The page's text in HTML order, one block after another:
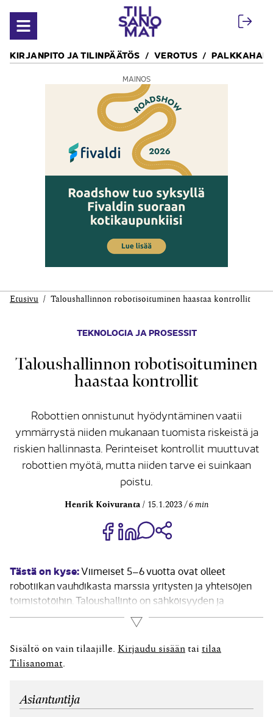
Avaa valikko
KIRJANPITO JA TILINPÄÄTÖS VEROTUS
MAINOS
Etusivu Talous­hallinnon roboti­soituminen haastaa kontrollit
TEKNOLOGIA JA PROSESSIT
Talous­hallinnon roboti­soituminen
haastaa kontrollit
Robottien onnistunut hyödyntäminen vaatii
ymmärrystä niiden mukanaan tuomista riskeistä ja
riskien hallinnasta. Perinteiset kontrollit muuttuvat
robottien myötä, mutta niiden tarve ei suinkaan
poistu.
Henrik Koivuranta 15.1.2023 6 min
Jaa Share on Facebook
Jaa Share on LinkedIn
Jaa WhatsApp-viestinä
Tästä on kyse:Viimeiset 5–6 vuotta ovat olleet
robotiikan vauhdikasta marssia yritysten ja yhteisöjen
toimistotöihin. Taloushallinto on sähköisyyden ja
määrämuotoisuuden vuoksi ollut erityisen hyvää
maaperää robotiikan käyttöönotolle. Robotteja on
käyttöönotettu kaikkiin taloushallinnon prosesseihin,
kuten toimittajatietojen hallintaan, ostolaskujen
Lue lisää
Sisältö on vain tilaajille. Kirjaudu sisään tai tilaa
Tilisanomat
Asiantuntija